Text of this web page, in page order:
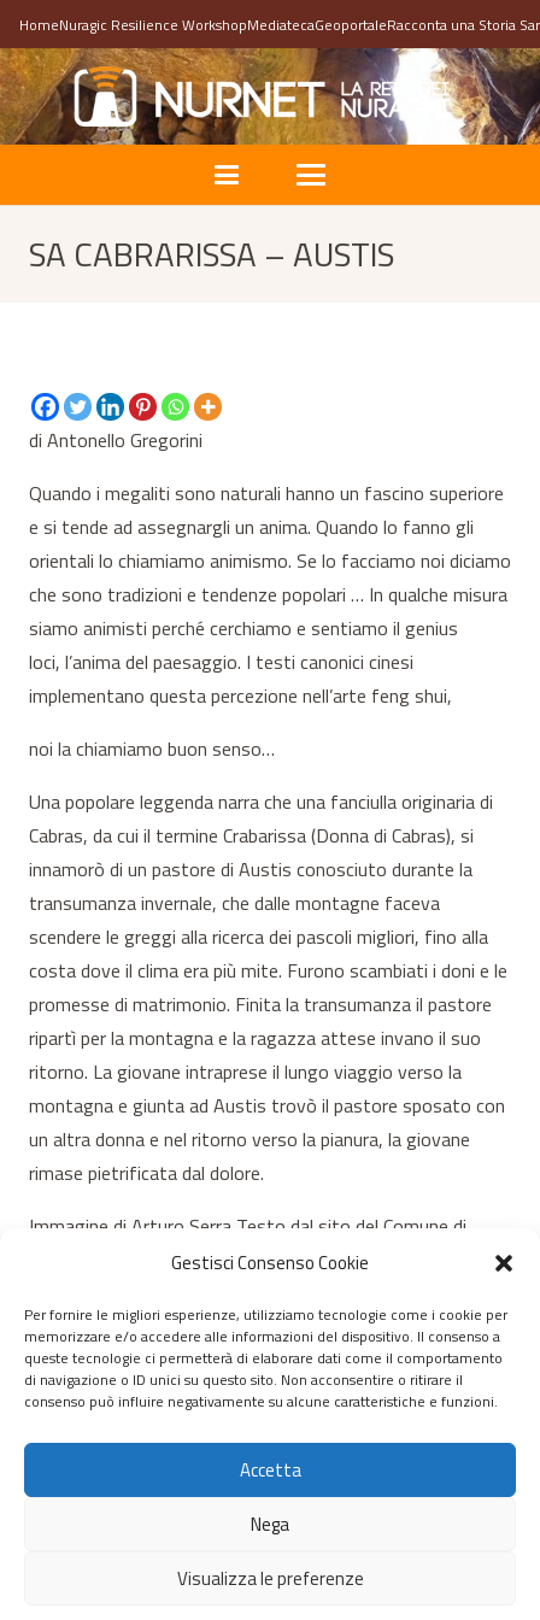
Gestisci Consenso Cookie
Per fornire le migliori esperienze, utilizziamo tecnologie come i cookie per
memorizzare e/o accedere alle informazioni del dispositivo. Il consenso a
queste tecnologie ci permetterà di elaborare dati come il comportamento
di navigazione o ID unici su questo sito. Non acconsentire o ritirare il
consenso può influire negativamente su alcune caratteristiche e funzioni.
Accetta
Nega
Visualizza le preferenze
HomeNuragic Resilience WorkshopMediatecaGeoportaleRacconta una Storia
SA CABRARISSA – AUSTIS
di Antonello Gregorini
Quando i megaliti sono naturali hanno un fascino superiore
e si tende ad assegnargli un anima. Quando lo fanno gli
orientali lo chiamiamo animismo. Se lo facciamo noi diciamo
che sono tradizioni e tendenze popolari … In qualche misura
siamo animisti perché cerchiamo e sentiamo il genius
loci, l’anima del paesaggio. I testi canonici cinesi
implementano questa percezione nell’arte feng shui,
noi la chiamiamo buon senso…
Una popolare leggenda narra che una fanciulla originaria di
Cabras, da cui il termine Crabarissa (Donna di Cabras), si
innamorò di un pastore di Austis conosciuto durante la
transumanza invernale, che dalle montagne faceva
scendere le greggi alla ricerca dei pascoli migliori, fino alla
costa dove il clima era più mite. Furono scambiati i doni e le
promesse di matrimonio. Finita la transumanza il pastore
ripartì per la montagna e la ragazza attese invano il suo
ritorno. La giovane intraprese il lungo viaggio verso la
montagna e giunta ad Austis trovò il pastore sposato con
un altra donna e nel ritorno verso la pianura, la giovane
rimase pietrificata dal dolore.
Immagine di Arturo Serra Testo dal sito del Comune di
© 2020 – 2026 Nurnet – La rete dei Nuraghi – webdesign:
antoniopalumbo.it
Home